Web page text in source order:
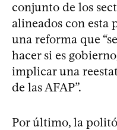
conjunto de los
alineados con esta
una reforma que
hacer si es
implicar una
de las AFAP”.
Por último, la